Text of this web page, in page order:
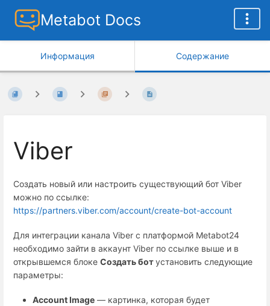
Metabot Docs
Информация Содержание
Viber
Создать новый или настроить существующий бот Viber
можно по ссылке:
https://partners.viber.com/account/create-bot-account
Для интеграции канала Viber c платформой Metabot24
необходимо зайти в аккаунт Viber по ссылке выше и в
открывшемся блоке Создать ботустановить следующие
параметры:
Account Image — картинка, которая будет